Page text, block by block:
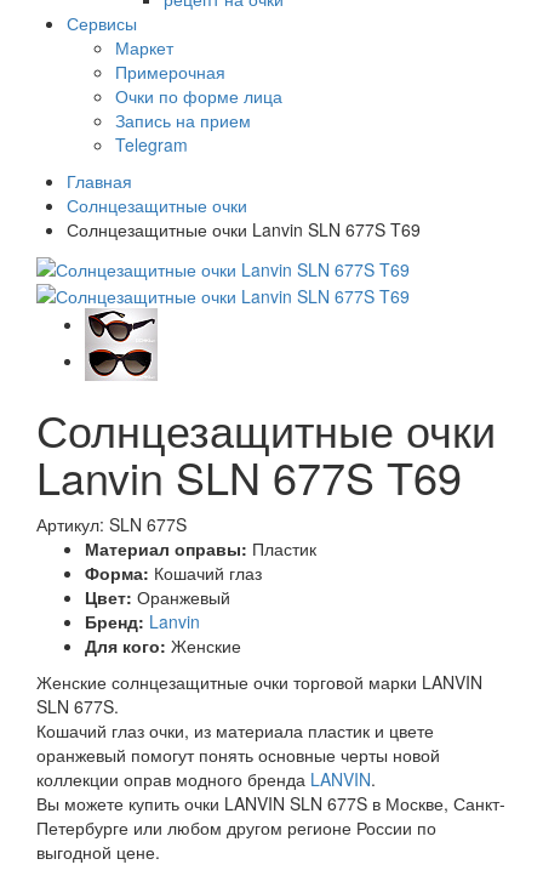
Сервисы
Маркет
Примерочная
Очки по форме лица
Запись на прием
Telegram
Главная
Солнцезащитные очки
Солнцезащитные очки Lanvin SLN 677S T69
Солнцезащитные очки
Lanvin SLN 677S T69
Артикул: SLN 677S
Материал оправы: Пластик
Форма: Кошачий глаз
Цвет: Оранжевый
Бренд: Lanvin
Для кого: Женские
Женские солнцезащитные очки торговой марки LANVIN
SLN 677S.
Кошачий глаз очки, из материала пластик и цвете
оранжевый помогут понять основные черты новой
коллекции оправ модного бренда LANVIN.
Вы можете купить очки LANVIN SLN 677S в Москве, Санкт-
Петербурге или любом другом регионе России по
выгодной цене.